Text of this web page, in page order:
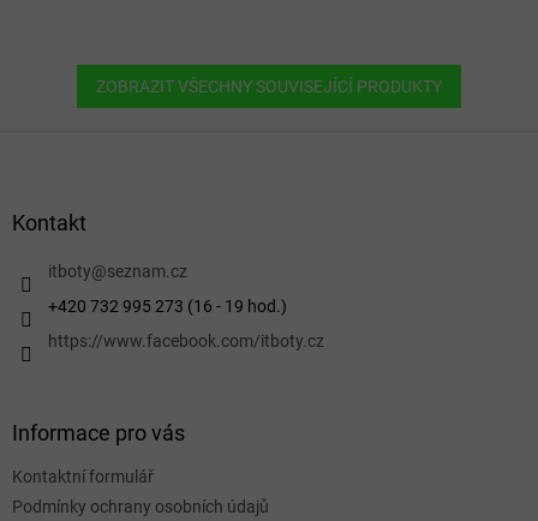
ZOBRAZIT VŠECHNY SOUVISEJÍCÍ PRODUKTY
Kontakt
itboty@seznam.cz
+420 732 995 273 (16 - 19 hod.)
https://www.facebook.com/itboty.cz
Informace pro vás
Kontaktní formulář
Podmínky ochrany osobních údajů